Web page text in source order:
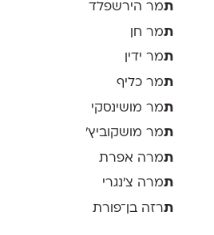
תמר הירשפלד
תמר חן
תמר ידין
תמר כליף
תמר מושינסקי
תמר מושקוביץ'
תמרה אפרת
תמרה צ׳נגרי
תרזה בן־פורת